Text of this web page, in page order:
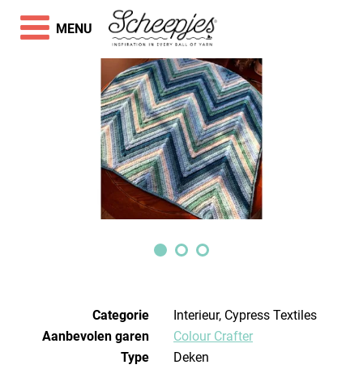
Categorie
Interieur, Cypress Textiles
Aanbevolen garen
Colour Crafter
Type
Deken
MENU